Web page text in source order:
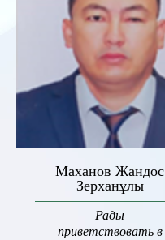
Маханов Жандос
Зерханұлы
Рады
приветствовать в